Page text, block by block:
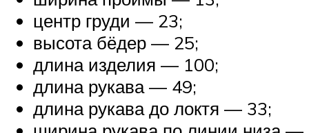
центр груди — 23;
высота бёдер — 25;
длина изделия — 100;
длина рукава — 49;
длина рукава до локтя — 33;